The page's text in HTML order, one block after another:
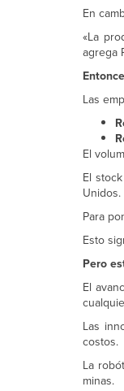
En
«La
agrega
Las
El
El
Unidos.
Para
Esto
Pero
El
Las
costos.
La
minas.